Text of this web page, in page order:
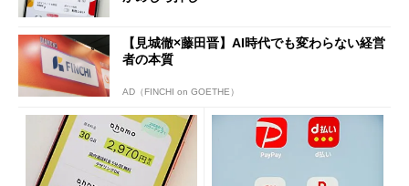
【見城徹×藤田晋】AI時代でも変わらない経営
者の本質
AD（FINCHI on GOETHE）